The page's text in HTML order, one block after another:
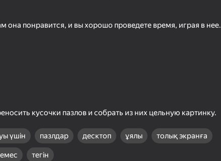
она понравится, и вы хорошо проведете время, играя в нее.
кусочки пазлов и собрать из них цельную картинку.
үшін пазлдар десктоп ұялы толық экранға
тегін